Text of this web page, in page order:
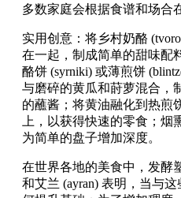
多数家庭会根据食谱和场合
实用创意：将乡村奶酪
在一起，制成简单的甜味配
酪饼 (syrniki) 或薄煎饼
与磨碎的黄瓜和莳萝混合，
的蘸酱；将黄油融化到热煎
上，以获得快速的零食；
为简单的盘子增加深度。
在世界各地的美食中，发酵
和艾兰 (ayran) 表明，当与